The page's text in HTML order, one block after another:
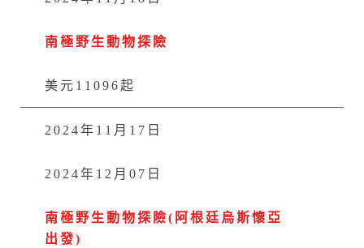
南極野生動物探險
美元11096起
2024年11月17日
2024年12月07日
南極野生動物探險(阿根廷烏斯懷亞
出發)